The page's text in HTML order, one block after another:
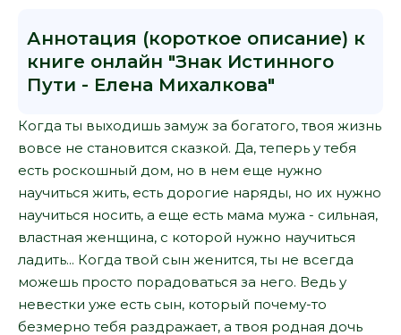
Аннотация (короткое описание) к
книге онлайн "Знак Истинного
Пути - Елена Михалкова"
Когда ты выходишь замуж за богатого, твоя жизнь
вовсе не становится сказкой. Да, теперь у тебя
есть роскошный дом, но в нем еще нужно
научиться жить, есть дорогие наряды, но их нужно
научиться носить, а еще есть мама мужа - сильная,
властная женщина, с которой нужно научиться
ладить... Когда твой сын женится, ты не всегда
можешь просто порадоваться за него. Ведь у
невестки уже есть сын, который почему-то
безмерно тебя раздражает, а твоя родная дочь